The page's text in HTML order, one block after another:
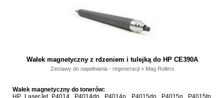
Wałek magnetyczny z rdzeniem i tulejką do HP CE390A
Zestawy do napełniania - regeneracji» Mag Rollers
Wałek magnetyczny do tonerów:
HP LaserJet P4014, P4014dn, P4014n, P4015dn, P4015n, P4015tn,